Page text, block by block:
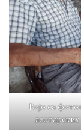
Војо са